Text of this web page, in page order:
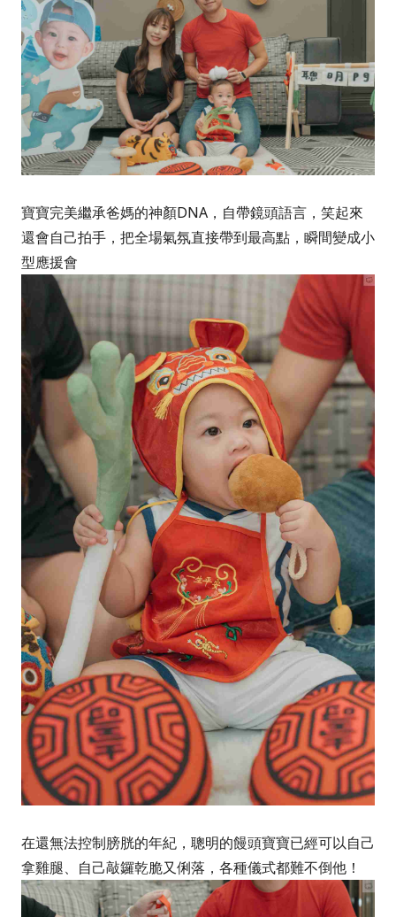
寶寶完美繼承爸媽的神顏DNA，自帶鏡頭語言，笑起來
還會自己拍手，把全場氣氛直接帶到最高點，瞬間變成小
型應援會
在還無法控制膀胱的年紀，聰明的饅頭寶寶已經可以自己
拿雞腿、自己敲鑼乾脆又俐落，各種儀式都難不倒他！